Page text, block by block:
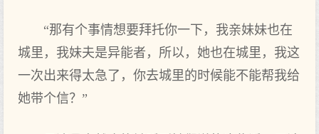
“那有个事情想要拜托你一下，我亲妹妹也在
城里，我妹夫是异能者，所以，她也在城里，我这
一次出来得太急了，你去城里的时候能不能帮我给
她带个信？”